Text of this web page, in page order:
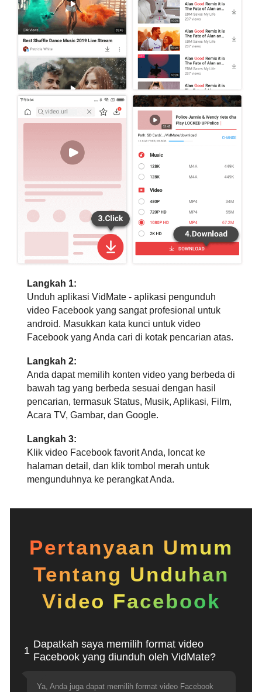
Langkah 1:
Unduh aplikasi VidMate - aplikasi pengunduh
video Facebook yang sangat profesional untuk
android. Masukkan kata kunci untuk video
Facebook yang Anda cari di kotak pencarian atas.
Langkah 2:
Anda dapat memilih konten video yang berbeda di
bawah tag yang berbeda sesuai dengan hasil
pencarian, termasuk Status, Musik, Aplikasi, Film,
Acara TV, Gambar, dan Google.
Langkah 3:
Klik video Facebook favorit Anda, loncat ke
halaman detail, dan klik tombol merah untuk
mengunduhnya ke perangkat Anda.
Pertanyaan Umum
Tentang Unduhan
Video Facebook
1
Dapatkah saya memilih format video
Facebook yang diunduh oleh VidMate?
Ya, Anda juga dapat memilih format video Facebook